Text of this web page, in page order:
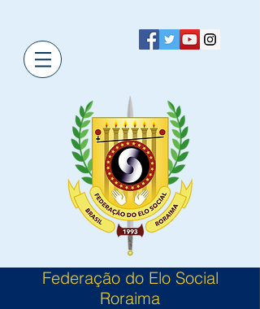
Federação do Elo Social
Roraima